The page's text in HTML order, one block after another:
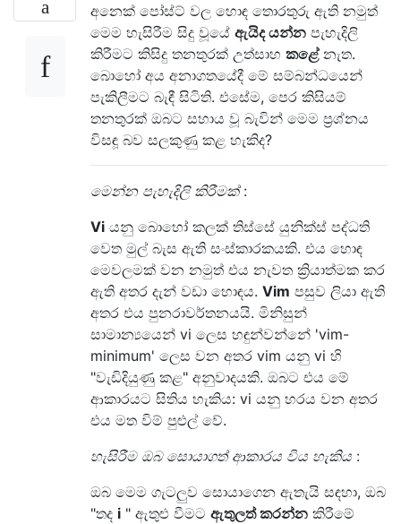
අනෙක් පෝස්ට් වල හොඳ තොරතුරු ඇති නමුත්
මෙම හැසිරීම සිදු වූයේ ඇයිද යන්න පැහැදිලි
කිරීමට කිසිදු තනතුරක් උත්සාහ කළේනැත.
බොහෝ අය අනාගතයේදී මේ සම්බන්ධයෙන්
පැකිලීමට බැඳී සිටිති. එසේම, පෙර කිසියම්
තනතුරක් ඔබට සහාය වූ බැවින් මෙම ප්‍රශ්නය
විසඳූ බව සලකුණු කළ හැකිද?
මෙන්න පැහැදිලි කිරීමක්:
Vi යනු බොහෝ කලක් තිස්සේ යුනික්ස් පද්ධති
වෙත මුල් බැස ඇති සංස්කාරකයකි. එය හොඳ
මෙවලමක් වන නමුත් එය නැවත ක්‍රියාත්මක කර
ඇති අතර දැන් වඩා හොඳය. Vim පසුව ලියා ඇති
අතර එය පුනරාවර්තනයයි. මිනිසුන්
සාමාන්‍යයෙන් vi ලෙස හඳුන්වන්නේ 'vim-
minimum' ලෙස වන අතර vim යනු vi හි
"වැඩිදියුණු කළ" අනුවාදයකි. ඔබට එය මේ
ආකාරයට සිතිය හැකිය: vi යනු හරය වන අතර
එය මත විම් පුළුල් වේ.
හැසිරීම ඔබ සොයාගත් ආකාරය විය හැකිය :
ඔබ මෙම ගැටලුව සොයාගෙන ඇතැයි සඳහා, ඔබ
"තද i " ඇතුළු වීමට ඇතුලත් කරන්න කිරීමේ